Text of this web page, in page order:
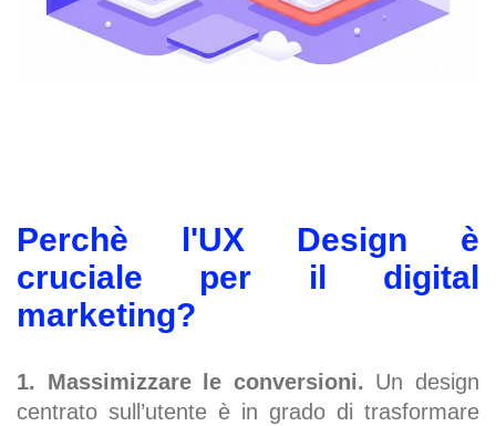
Perchè l'UX Design è
cruciale per il digital
marketing?
1. Massimizzare le conversioni. Un design
centrato sull’utente è in grado di trasformare